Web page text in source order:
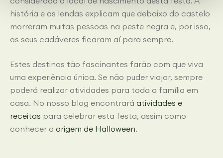
história e as lendas explicam que debaixo do castelo
morreram muitas pessoas na peste negra e, por isso,
os seus cadáveres ficaram aí para sempre.
Estes destinos tão fascinantes farão com que viva
uma experiência única. Se não puder viajar, sempre
poderá realizar atividades para toda a família em
casa. No nosso blog encontrará atividades e
receitas para celebrar esta festa, assim como
conhecer a origem de Halloween.